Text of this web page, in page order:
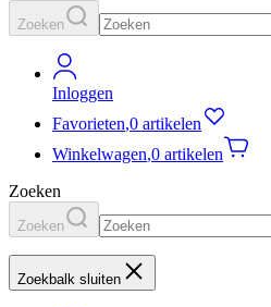
Zoeken
Inloggen
Favorieten,0 artikelen
Winkelwagen,0 artikelen
Zoeken
Zoeken
Zoekbalk sluiten